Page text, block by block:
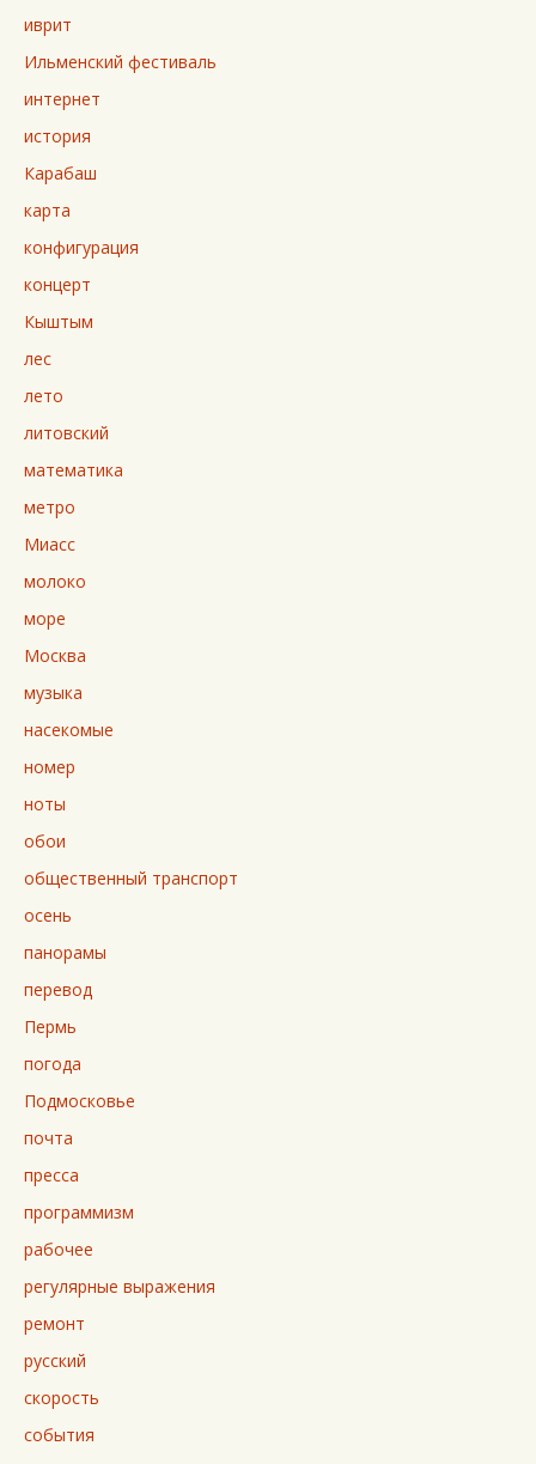
иврит
Ильменский фестиваль
интернет
история
Карабаш
карта
конфигурация
концерт
Кыштым
лес
лето
литовский
математика
метро
Миасс
молоко
море
Москва
музыка
насекомые
номер
ноты
обои
общественный транспорт
осень
панорамы
перевод
Пермь
погода
Подмосковье
почта
пресса
программизм
рабочее
регулярные выражения
ремонт
русский
скорость
события